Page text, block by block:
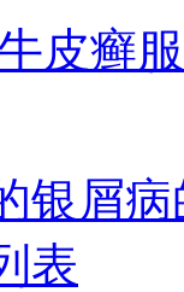
皮癣
银屑
表